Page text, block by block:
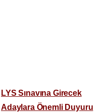
LYS Sınavına Girecek
Adaylara Önemli Duyuru